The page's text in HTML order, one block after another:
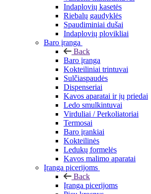
Indaplovių kasetės
Riebalų gaudyklės
Spaudiminiai dušai
Indaplovių plovikliai
Baro įranga
Back
Baro įranga
Kokteiliniai trintuvai
Sulčiaspaudės
Dispenseriai
Kavos aparatai ir jų priedai
Ledo smulkintuvai
Virduliai / Perkoliatoriai
Termosai
Baro įrankiai
Kokteilinės
Ledukų formelės
Kavos malimo aparatai
Įranga picerijoms
Back
Įranga picerijoms